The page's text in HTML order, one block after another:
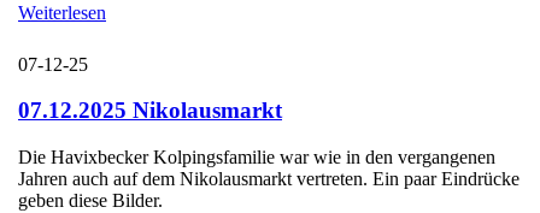
Weiterlesen
07-12-25
07.12.2025 Nikolausmarkt
Die Havixbecker Kolpingsfamilie war wie in den vergangenen
Jahren auch auf dem Nikolausmarkt vertreten. Ein paar Eindrücke
geben diese Bilder.